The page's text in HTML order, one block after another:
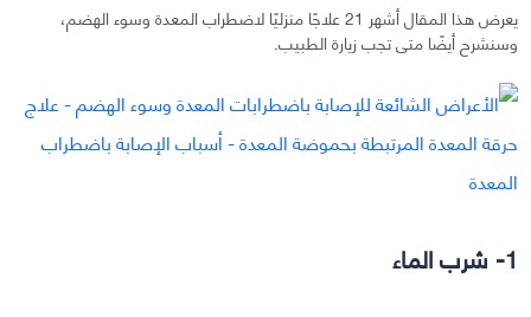
يعرض هذا المقال أشهر 21 علاجًا منزليًا لاضطراب المعدة وسوء الهضم،
وسنشرح أيضًا متى تجب زيارة الطبيب.
1- شرب الماء